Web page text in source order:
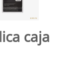
caja